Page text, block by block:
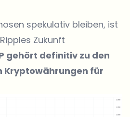
spekulativ bleiben, ist
Zukunft
gehört definitiv zu den
für